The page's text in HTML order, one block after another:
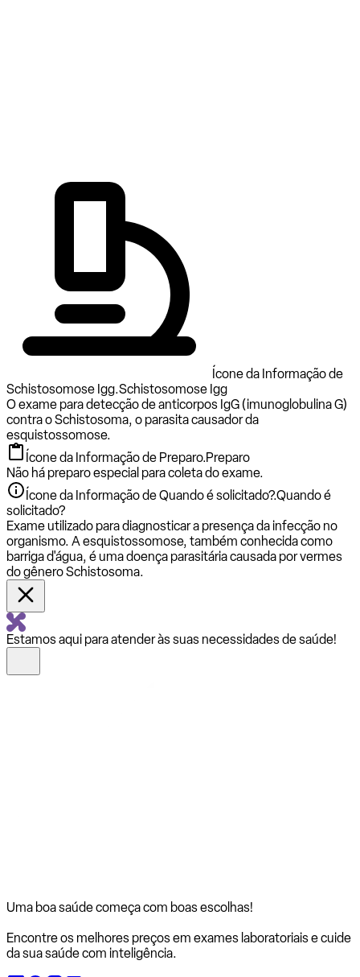
Ícone da Informação de
Schistosomose Igg.Schistosomose Igg
O exame para detecção de anticorpos IgG (imunoglobulina G)
contra o Schistosoma, o parasita causador da
esquistossomose.
Ícone da Informação de Preparo.Preparo
Não há preparo especial para coleta do exame.
Ícone da Informação de Quando é solicitado?.Quando é
solicitado?
Exame utilizado para diagnosticar a presença da infecção no
organismo. A esquistossomose, também conhecida como
barriga d'água, é uma doença parasitária causada por vermes
do gênero Schistosoma.
Estamos aqui para atender às suas necessidades de saúde!
Uma boa saúde começa com boas escolhas!
Encontre os melhores preços em exames laboratoriais e cuide
da sua saúde com inteligência.